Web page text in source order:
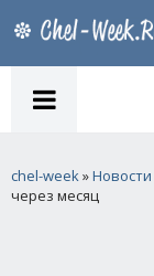
chel-week»Новости
через месяц